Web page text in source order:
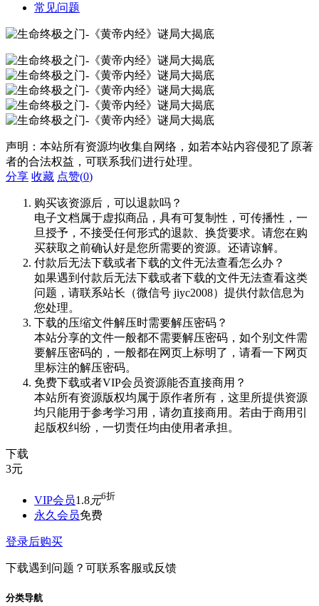
常见问题
声明：本站所有资源均收集自网络，如若本站内容侵犯了原著
者的合法权益，可联系我们进行处理。
分享 收藏 点赞(0)
购买该资源后，可以退款吗？
电子文档属于虚拟商品，具有可复制性，可传播性，一
旦授予，不接受任何形式的退款、换货要求。请您在购
买获取之前确认好是您所需要的资源。还请谅解。
付款后无法下载或者下载的文件无法查看怎么办？
如果遇到付款后无法下载或者下载的文件无法查看这类
问题，请联系站长（微信号 jiyc2008）提供付款信息为
您处理。
下载的压缩文件解压时需要解压密码？
本站分享的文件一般都不需要解压密码，如个别文件需
要解压密码的，一般都在网页上标明了，请看一下网页
里标注的解压密码。
免费下载或者VIP会员资源能否直接商用？
本站所有资源版权均属于原作者所有，这里所提供资源
均只能用于参考学习用，请勿直接商用。若由于商用引
起版权纠纷，一切责任均由使用者承担。
下载
3元
VIP会员1.8元6折
永久会员免费
登录后购买
下载遇到问题？可联系客服或反馈
分类导航